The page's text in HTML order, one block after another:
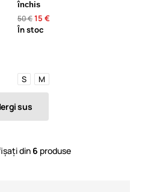
închis
50 €15 €
În stoc
S M
sus
din 6 produse